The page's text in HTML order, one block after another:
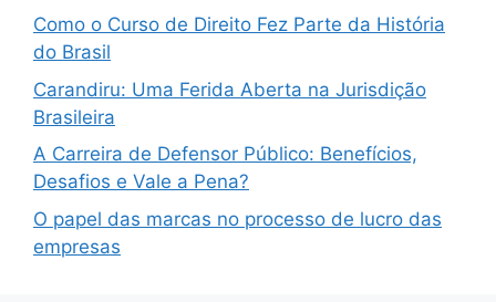
Como o Curso de Direito Fez Parte da História
do Brasil
Carandiru: Uma Ferida Aberta na Jurisdição
Brasileira
A Carreira de Defensor Público: Benefícios,
Desafios e Vale a Pena?
O papel das marcas no processo de lucro das
empresas